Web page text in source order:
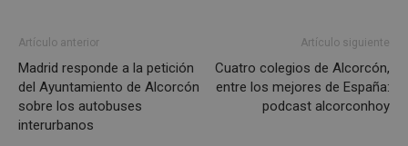
Artículo anterior
Madrid responde a la petición
del Ayuntamiento de Alcorcón
sobre los autobuses
interurbanos
Artículo siguiente
Cuatro colegios de Alcorcón,
entre los mejores de España:
podcast alcorconhoy